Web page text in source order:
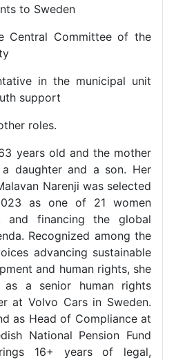
to Sweden
Central Committee of the
in the municipal unit
support
roles.
years old and the mother
daughter and a son. Her
Narenji was selected
as one of 21 women
and financing the global
Recognized among the
advancing sustainable
and human rights, she
as a senior human rights
at Volvo Cars in Sweden.
as Head of Compliance at
National Pension Fund
16+ years of legal,